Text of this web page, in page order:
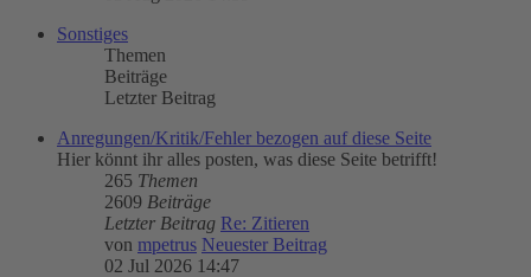
Sonstiges
Themen
Beiträge
Letzter Beitrag
Anregungen/Kritik/Fehler bezogen auf diese Seite
Hier könnt ihr alles posten, was diese Seite betrifft!
265 Themen
2609 Beiträge
Letzter Beitrag Re: Zitieren
von mpetrus Neuester Beitrag
02 Jul 2026 14:47